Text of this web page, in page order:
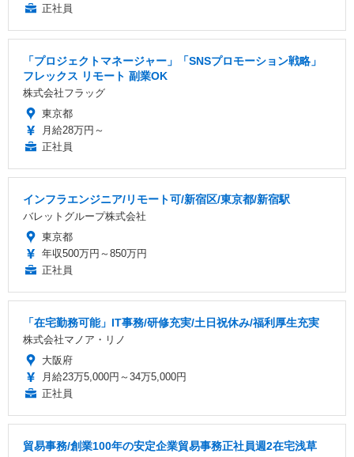
正社員
「プロジェクトマネージャー」「SNSプロモーション戦略」
フレックス リモート 副業OK
株式会社フラッグ
東京都
月給28万円～
正社員
インフラエンジニア/リモート可/新宿区/東京都/新宿駅
バレットグループ株式会社
東京都
年収500万円～850万円
正社員
「在宅勤務可能」IT事務/研修充実/土日祝休み/福利厚生充実
株式会社マノア・リノ
大阪府
月給23万5,000円～34万5,000円
正社員
貿易事務/創業100年の安定企業貿易事務正社員週2在宅浅草